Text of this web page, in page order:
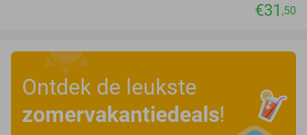
€31 ,50
Ontdek de leukste
zomervakantiedeals!